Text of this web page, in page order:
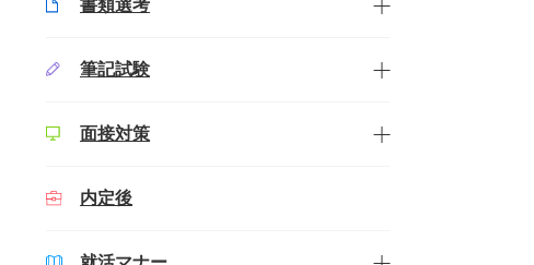
書類選考
筆記試験
面接対策
内定後